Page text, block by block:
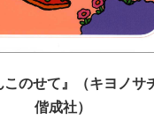
このせて』（キヨノサ
偕成社）